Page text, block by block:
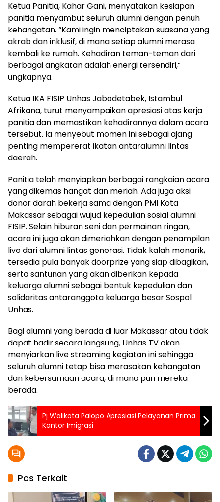
Ketua Panitia, Kahar Gani, menyatakan kesiapan
panitia menyambut seluruh alumni dengan penuh
kehangatan. “Kami ingin menciptakan suasana yang
akrab dan inklusif, di mana setiap alumni merasa
kembali ke rumah. Kehadiran teman-teman dari
berbagai angkatan adalah energi tersendiri,”
ungkapnya.
Ketua IKA FISIP Unhas Jabodetabek, Istambul
Afrikana, turut menyampaikan apresiasi atas kerja
panitia dan memastikan kehadirannya dalam acara
tersebut. Ia menyebut momen ini sebagai ajang
penting mempererat ikatan antaralumni lintas
daerah.
Panitia telah menyiapkan berbagai rangkaian acara
yang dikemas hangat dan meriah. Ada juga aksi
donor darah bekerja sama dengan PMI Kota
Makassar sebagai wujud kepedulian sosial alumni
FISIP. Selain hiburan seni dan permainan ringan,
acara ini juga akan dimeriahkan dengan penampilan
live dari alumni lintas generasi. Tidak kalah menarik,
tersedia pula banyak doorprize yang siap dibagikan,
serta santunan yang akan diberikan kepada
keluarga alumni sebagai bentuk kepedulian dan
solidaritas antaranggota keluarga besar Sospol
Unhas.
Bagi alumni yang berada di luar Makassar atau tidak
dapat hadir secara langsung, Unhas TV akan
menyiarkan live streaming kegiatan ini sehingga
seluruh alumni tetap bisa merasakan kehangatan
dan kebersamaan acara, di mana pun mereka
berada.
Pj Walikota Palopo Apresiasi Pelayanan Prima
Kantor Imigrasi
Pos Terkait